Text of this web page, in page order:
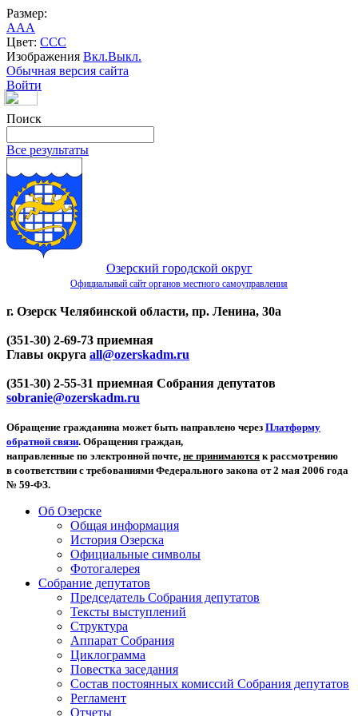
Размер:
AAA
Цвет: CCC
Изображения Вкл.Выкл.
Обычная версия сайта
Войти
Поиск
Все результаты
Озерский городской округ
Официальный сайт органов местного самоуправления
г. Озерск Челябинской области, пр. Ленина, 30а
(351-30) 2-69-73 приемная
Главы округа all@ozerskadm.ru
(351-30) 2-55-31 приемная Собрания депутатов
sobranie@ozerskadm.ru
Обращение гражданина может быть направлено через Платформу
обратной связи. Обращения граждан,
направленные по электронной почте, не принимаются к рассмотрению
в соответствии с требованиями Федерального закона от 2 мая 2006 года
№ 59-ФЗ.
Об Озерске
Общая информация
История Озерска
Официальные символы
Фотогалерея
Собрание депутатов
Председатель Собрания депутатов
Тексты выступлений
Структура
Аппарат Собрания
Циклограмма
Повестка заседания
Состав постоянных комиссий Собрания депутатов
Регламент
Отчеты